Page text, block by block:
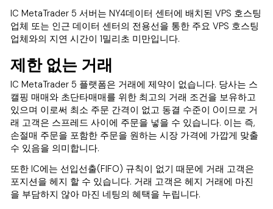
IC MetaTrader 5 서버는 NY4데이터 센터에 배치된 VPS 호스팅
업체 또는 인근 데이터 센터의 전용선을 통한 주요 VPS 호스팅
업체와의 지연 시간이 1밀리초 미만입니다.
제한 없는 거래
IC MetaTrader 5 플랫폼은 거래에 제약이 없습니다. 당사는 스
캘핑 매매와 초단타매매를 위한 최고의 거래 조건을 보유하고
있으며 이로써 최소 주문 간격이 없고 동결 수준이 0이므로 거
래 고객은 스프레드 사이에 주문을 넣을 수 있습니다. 이는 즉,
손절매 주문을 포함한 주문을 원하는 시장 가격에 가깝게 맞출
수 있음을 의미합니다.
또한 IC에는 선입선출(FIFO) 규칙이 없기 때문에 거래 고객은
포지션을 헤지 할 수 있습니다. 거래 고객은 헤지 거래에 마진
을 부담하지 않아 마진 네팅의 혜택을 누립니다.